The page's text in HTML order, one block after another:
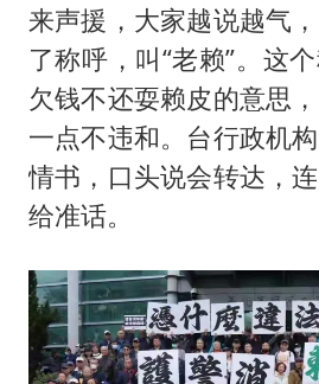
来声援，大家越说越气
了称呼，叫“老赖”。这
欠钱不还耍赖皮的意思
一点不违和。台行政机
情书，口头说会转达，
给准话。